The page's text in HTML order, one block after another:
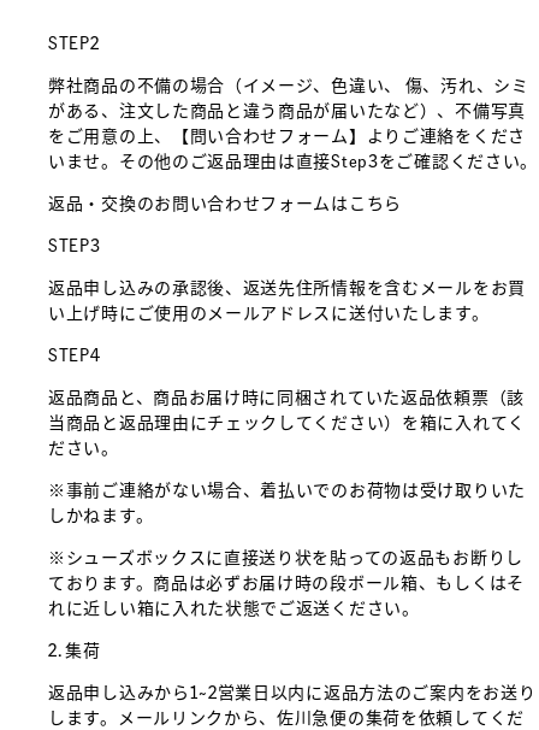
STEP2
弊社商品の不備の場合（イメージ、色違い、 傷、汚れ、シミ
がある、注文した商品と違う商品が届いたなど）、不備写真
をご用意の上、【問い合わせフォーム】よりご連絡をくださ
いませ。その他のご返品理由は直接Step3をご確認ください。
返品・交換のお問い合わせフォームはこちら
STEP3
返品申し込みの承認後、返送先住所情報を含むメールをお買
い上げ時にご使用のメールアドレスに送付いたします。
STEP4
返品商品と、商品お届け時に同梱されていた返品依頼票（該
当商品と返品理由にチェックしてください）を箱に入れてく
ださい。
※事前ご連絡がない場合、着払いでのお荷物は受け取りいた
しかねます。
※シューズボックスに直接送り状を貼っての返品もお断りし
ております。商品は必ずお届け時の段ボール箱、もしくはそ
れに近しい箱に入れた状態でご返送ください。
2. 集荷
返品申し込みから1~2営業日以内に返品方法のご案内をお送り
します。メールリンクから、佐川急便の集荷を依頼してくだ